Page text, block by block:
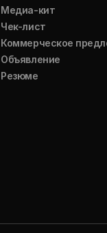
Медиа-кит
Чек-лист
Коммерческое
Объявление
Резюме